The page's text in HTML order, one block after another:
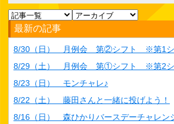
最新の記事
8/30（日） 月例会 第②シフト ※第1シ
8/29（土） 月例会 第①シフト ※第2シ
8/23（日） モンチャレ♪
8/22（土） 藤田さんと一緒に投げよう！
8/16（日） 森ひかりバースデーチャレン